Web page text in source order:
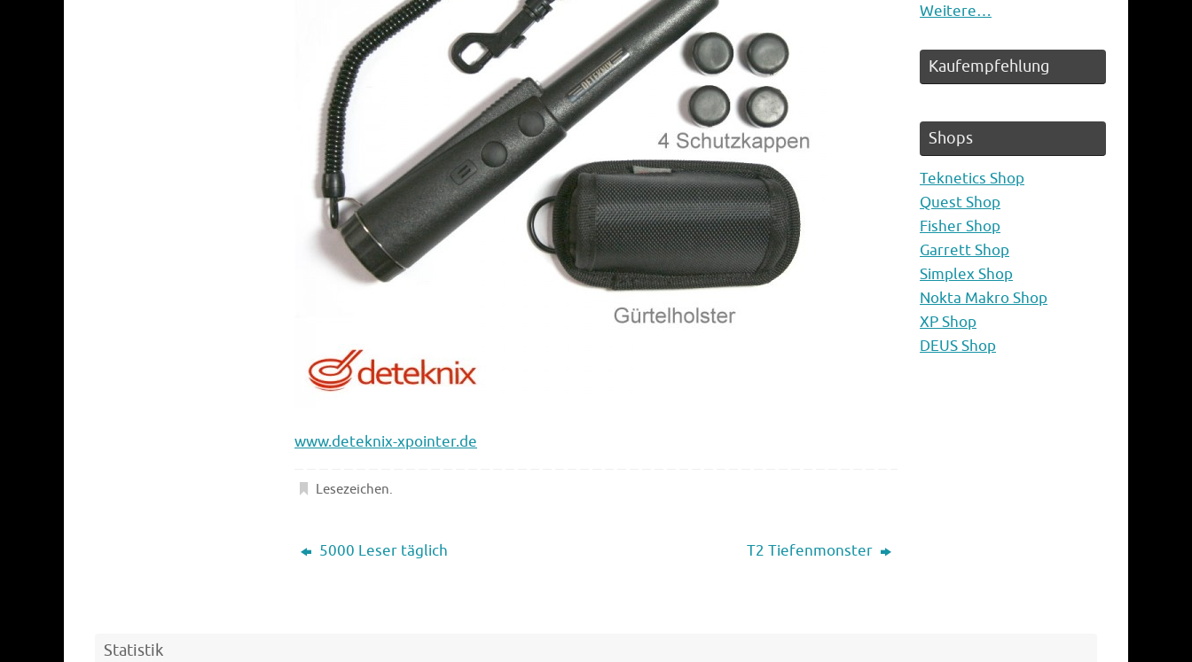
www.deteknix-xpointer.de
Lesezeichen.
5000 Leser täglich T2 Tiefenmonster
Weitere…
Kaufempfehlung
Shops
Teknetics Shop
Quest Shop
Fisher Shop
Garrett Shop
Simplex Shop
Nokta Makro Shop
XP Shop
DEUS Shop
Statistik